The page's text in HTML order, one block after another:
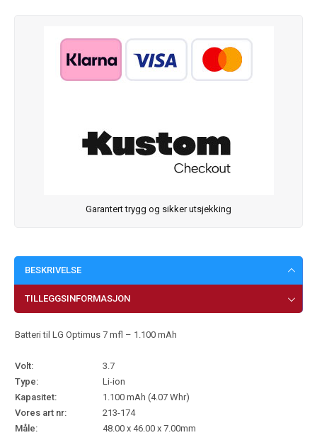
Garantert trygg og sikker utsjekking
BESKRIVELSE
TILLEGGSINFORMASJON
Batteri til LG Optimus 7 mfl – 1.100 mAh
Volt:
3.7
Type:
Li-ion
Kapasitet:
1.100 mAh (4.07 Whr)
Vores art nr:
213-174
Måle:
48.00 x 46.00 x 7.00mm